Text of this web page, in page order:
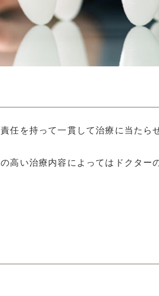
任を持って一貫して治療に当たら
高い治療内容によってはドクター